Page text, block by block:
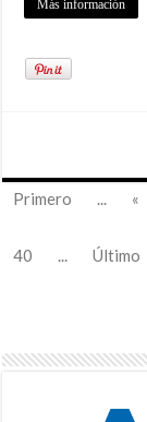
Más información
Primero ... «
40
... Último